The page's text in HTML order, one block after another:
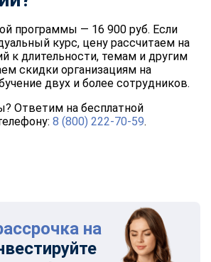
программы — 16 900 руб. Если
курс, цену рассчитаем на
к длительности, темам и другим
скидки организациям на
двух и более сотрудников.
Ответим на бесплатной
8 (800) 222-70-59.
на